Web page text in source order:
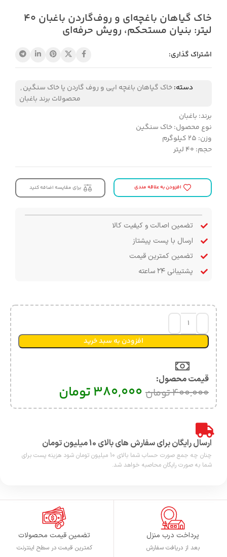
خاک گیاهان باغچه‌ای و روف‌گاردن باغبان 40
لیتر: بنیان مستحکم، رویش حرفه‌ای
اشتراک گذاری:
دسته:خاک گیاهان باغچه ایی و روف گاردن یا خاک سنگین,
محصولات برند باغبان
برند: باغبان
نوع محصول: خاک سنگین
وزن: ۲۵ کیلوگرم
حجم: ۴۰ لیتر
افزودن به علاقه مندی برای مقایسه اضافه کنید
تضمین اصالت و کیفیت کالا
ارسال با پست پیشتاز
تضمین کمترین قیمت
پشتیبانی ۲۴ ساعته
افزودن به سبد خرید
قیمت محصول:​
400,000تومان 380,000تومان
ارسال رایگان برای سفارش های بالای 10 میلیون تومان
چنان چه جمع صورت حساب شما بالای 10 میلیون تومان شود هزینه پست برای
شما به صورت رایگان محاصبه خواهد شد.
پرداخت درب منزل
بعد از دریافت سفارش
تضمین قیمت محصولات
کمترین قیمت در سطح اینترنت